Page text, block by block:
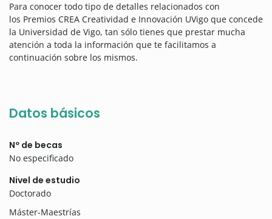
Para conocer todo tipo de detalles relacionados con
los Premios CREA Creatividad e Innovación UVigo que concede
la Universidad de Vigo, tan sólo tienes que prestar mucha
atención a toda la información que te facilitamos a
continuación sobre los mismos.
Datos básicos
Nº de becas
No especificado
Nivel de estudio
Doctorado
Máster-Maestrías